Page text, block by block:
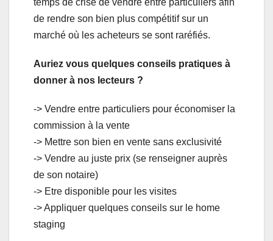
temps de crise de vendre entre particuliers afin
de rendre son bien plus compétitif sur un
marché où les acheteurs se sont raréfiés.
Auriez vous quelques conseils pratiques à
donner à nos lecteurs ?
-> Vendre entre particuliers pour économiser la
commission à la vente
-> Mettre son bien en vente sans exclusivité
-> Vendre au juste prix (se renseigner auprès
de son notaire)
-> Etre disponible pour les visites
-> Appliquer quelques conseils sur le home
staging